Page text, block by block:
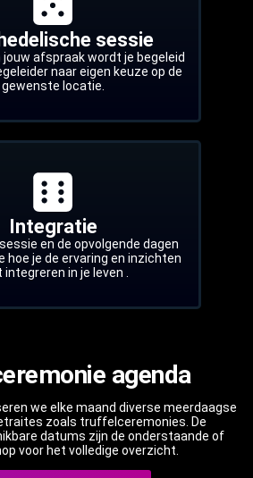
sessie
jouw afspraak wordt je begeleid
naar eigen keuze op de
gewenste locatie.
Integratie
en de opvolgende dagen
hoe je de ervaring en inzichten
integreren in je leven .
agenda
we elke maand diverse meerdaagse
zoals truffelceremonies. De
datums zijn de onderstaande of
voor het volledige overzicht.